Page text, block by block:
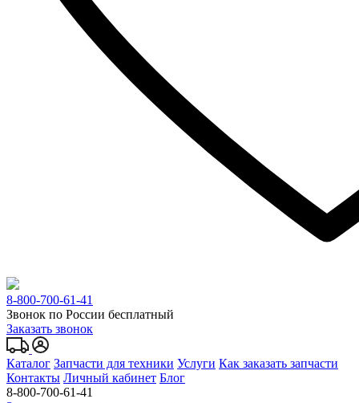
8-800-700-61-41
Звонок по России бесплатный
Заказать звонок
Каталог Запчасти для техники Услуги Как заказать запчасти
Контакты Личный кабинет Блог
8-800-700-61-41